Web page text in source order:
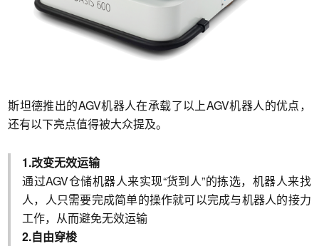
斯坦德推出的AGV机器人在承载了以上AGV机器人的优点，
还有以下亮点值得被大众提及。
1.改变无效运输
通过AGV仓储机器人来实现“货到人”的拣选，机器人来找
人，人只需要完成简单的操作就可以完成与机器人的接力
工作，从而避免无效运输
2.自由穿梭